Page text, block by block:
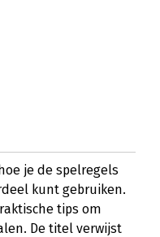
je de spelregels
kunt gebruiken.
tips om
De titel verwijst